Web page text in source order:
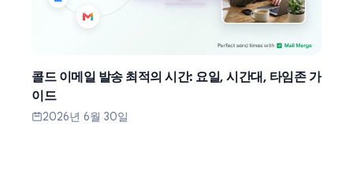
콜드 이메일 발송 최적의 시간: 요일, 시간대, 타임존 가
이드
2026년 6월 30일